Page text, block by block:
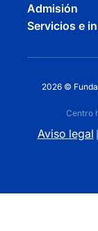
Admisión
Servicios e
2026 ©
Centro
Aviso legal